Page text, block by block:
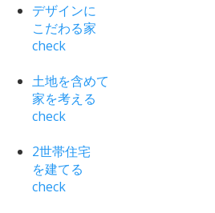
デザインに
こだわる家
check
土地を含めて
家を考える
check
2世帯住宅
を建てる
check